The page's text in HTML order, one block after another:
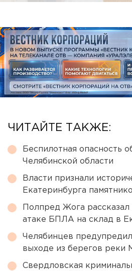
ЧИТАЙТЕ ТАКЖЕ:
Беспилотная опасность
Челябинской области
Власти признали
Екатеринбурга
Полпред Жога
атаке БПЛА на склад в
Челябинцев
выходе из берегов реки
Свердловская